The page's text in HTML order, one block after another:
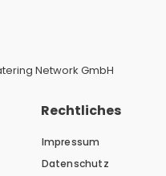
Network GmbH
Rechtliches
Impressum
Datenschutz